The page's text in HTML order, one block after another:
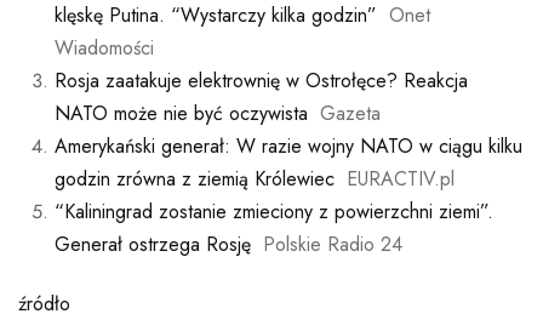
klęskę Putina. “Wystarczy kilka godzin” Onet
Wiadomości
Rosja zaatakuje elektrownię w Ostrołęce? Reakcja
NATO może nie być oczywista Gazeta
Amerykański generał: W razie wojny NATO w ciągu kilku
godzin zrówna z ziemią Królewiec EURACTIV.pl
“Kaliningrad zostanie zmieciony z powierzchni ziemi”.
Generał ostrzega Rosję Polskie Radio 24
źródło